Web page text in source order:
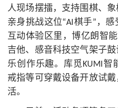
人现场摆擂，支持围棋、
亲身挑战这位“AI棋手”，感
互动体验区里，博亿朗智
吉他、感音科技空气架子
乐创作乐趣。库觅KUMI
戒指等可穿戴设备开放试
活。